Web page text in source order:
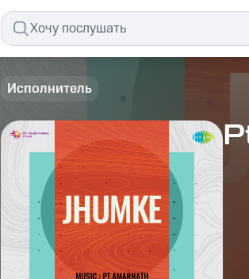
Исполнитель